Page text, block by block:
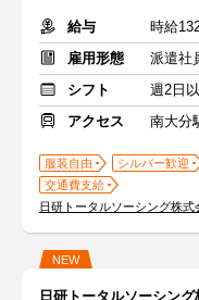
給与
時給
雇用形態
派遣社
シフト
週2日
アクセス
南大分
服装自由 シルバー歓迎
交通費支給
日研トータルソーシング株式
NEW
日研トータルソーシン